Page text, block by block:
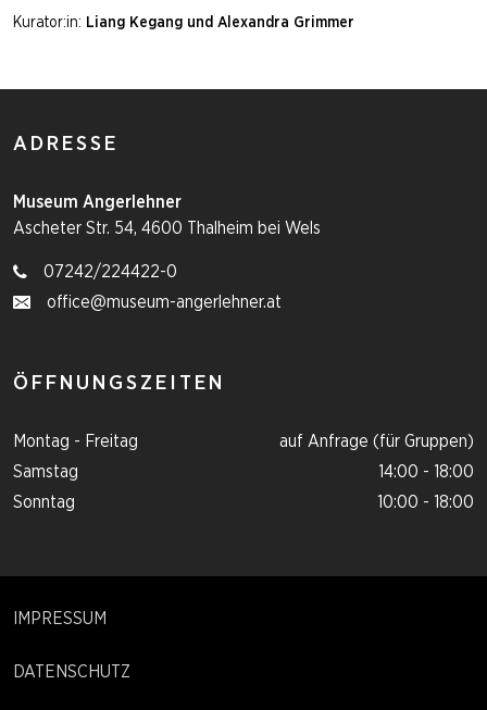
Kurator:in: Liang Kegang und Alexandra Grimmer
ADRESSE
Museum Angerlehner
Ascheter Str. 54, 4600 Thalheim bei Wels
07242/224422-0
office@museum-angerlehner.at
ÖFFNUNGSZEITEN
Montag - Freitag
auf Anfrage (für Gruppen)
Samstag
14:00 - 18:00
Sonntag
10:00 - 18:00
IMPRESSUM
DATENSCHUTZ